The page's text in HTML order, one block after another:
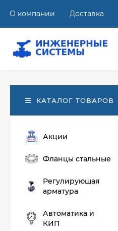
О компании Доставка
КАТАЛОГ ТОВАРОВ
Акции
Фланцы стальные
Регулирующая
арматура
Автоматика и
КИП